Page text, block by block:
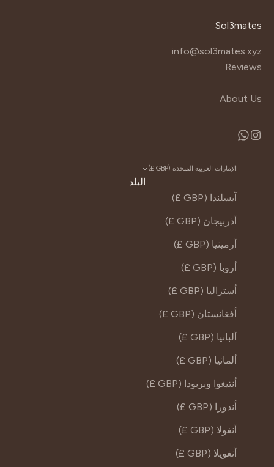
Sol3mates
info@sol3mates.xyz
Reviews
About Us
الإمارات العربية المتحدة (GBP £)
البلد
آيسلندا (GBP £)
أذربيجان (GBP £)
أرمينيا (GBP £)
أروبا (GBP £)
أستراليا (GBP £)
أفغانستان (GBP £)
ألبانيا (GBP £)
ألمانيا (GBP £)
أنتيغوا وبربودا (GBP £)
أندورا (GBP £)
أنغولا (GBP £)
أنغويلا (GBP £)